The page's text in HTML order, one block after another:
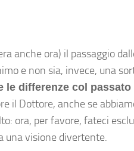
anche ora) il passaggio
e non sia, invece, una
le differenze col passato
il Dottore, anche se
ora, per favore, fateci
una visione divertente.